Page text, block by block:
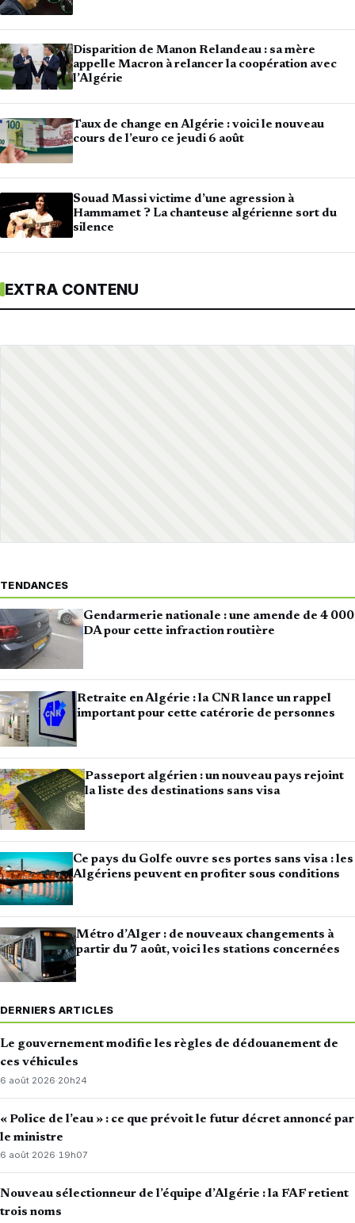
Disparition de Manon Relandeau : sa mère
appelle Macron à relancer la coopération avec
l’Algérie
Taux de change en Algérie : voici le nouveau
cours de l’euro ce jeudi 6 août
Souad Massi victime d’une agression à
Hammamet ? La chanteuse algérienne sort du
silence
EXTRA CONTENU
TENDANCES
Gendarmerie nationale : une amende de 4 000
DA pour cette infraction routière
Retraite en Algérie : la CNR lance un rappel
important pour cette catérorie de personnes
Passeport algérien : un nouveau pays rejoint
la liste des destinations sans visa
Ce pays du Golfe ouvre ses portes sans visa : les
Algériens peuvent en profiter sous conditions
Métro d’Alger : de nouveaux changements à
partir du 7 août, voici les stations concernées
DERNIERS ARTICLES
Le gouvernement modifie les règles de dédouanement de
ces véhicules
6 août 2026·20h24
« Police de l’eau » : ce que prévoit le futur décret annoncé par
le ministre
6 août 2026·19h07
Nouveau sélectionneur de l’équipe d’Algérie : la FAF retient
trois noms